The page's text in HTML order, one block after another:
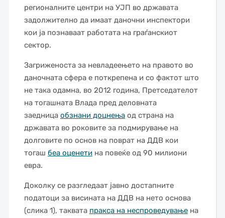
регионалните центри на УЈП во државата
задолжително да имаат даночни инспектори
кои ја познаваат работата на граѓанскиот
сектор.
Загриженоста за невладеењето на правото во
даночната сфера е поткрепена и со фактот што
не така одамна, во 2012 година, Претседателот
на тогашната Влада пред деловната
заедница обзнани доцнењаод страна на
државата во роковите за подмирување на
долговите по основ на поврат на ДДВ кои
тогаш беа оценети на повеќе од 90 милиони
евра.
Доколку се разгледаат јавно достапните
податоци за висината на ДДВ на нето основа
(слика 1), таквата пракса на неспроведувањена